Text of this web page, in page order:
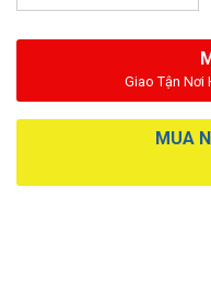
Giao Tận Nơi
MUA